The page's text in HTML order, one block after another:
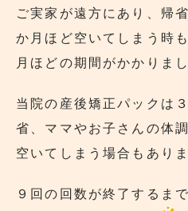
ご実家が遠方にあり、帰
か月ほど空いてしまう時
月ほどの期間がかかりまし
当院の産後矯正パックは
省、ママやお子さんの体
空いてしまう場合もありま
９回の回数が終了するま